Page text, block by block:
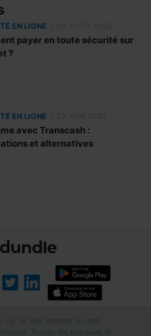
EN LIGNE
payer en toute sécurité sur
?
EN LIGNE
avec Transcash :
et alternatives